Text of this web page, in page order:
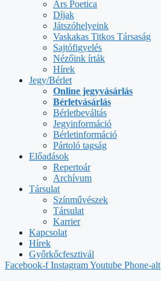
Ars Poetica
Díjak
Játszóhelyeink
Vaskakas Titkos Társaság
Sajtófigyelés
Nézőink írták
Hírek
Jegy/Bérlet
Online jegyvásárlás
Bérletvásárlás
Bérletbeváltás
Jegyinformáció
Bérletinformáció
Pártoló tagság
Előadások
Repertoár
Archívum
Társulat
Színművészek
Társulat
Karrier
Kapcsolat
Hírek
Győrkőcfesztivál
Facebook-f InstagramYoutube Phone-alt